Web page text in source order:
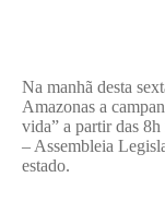
Na manhã desta
Amazonas a
vida” a partir das
– Assembleia
estado.